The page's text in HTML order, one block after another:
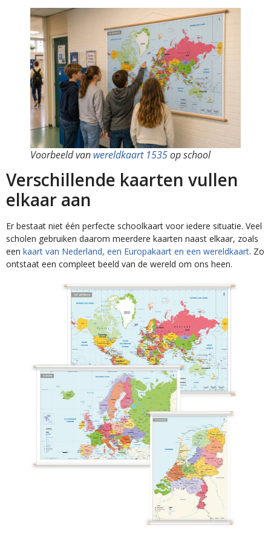
Voorbeeld van wereldkaart 1535op school
Verschillende kaarten vullen
elkaar aan
Er bestaat niet één perfecte schoolkaart voor iedere situatie. Veel
scholen gebruiken daarom meerdere kaarten naast elkaar, zoals
een kaart van Nederland, een Europakaart en een wereldkaart. Zo
ontstaat een compleet beeld van de wereld om ons heen.